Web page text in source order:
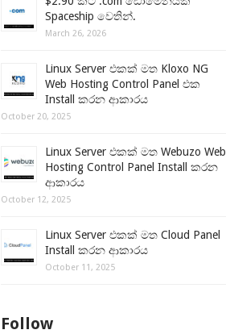
Spaceship වෙතින්.
March 26, 2026
Linux Server එකක් මත Kloxo NG
Web Hosting Control Panel එක
Install කරන ආකාරය
October 20, 2025
Linux Server එකක් මත Webuzo Web
Hosting Control Panel Install කරන
ආකාරය
October 12, 2025
Linux Server එකක් මත Cloud Panel
Install කරන ආකාරය
October 11, 2025
Follow